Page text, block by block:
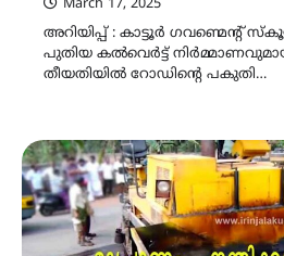
March 17, 2025
അറിയിപ്പ് : കാട്ടൂർ ഗവണ്മെന്റ്
പുതിയ കൽവെർട്ട് നിർമ്മാണവുമായി
തീയതിയിൽ റോഡിൻ്റെ പകുതി…